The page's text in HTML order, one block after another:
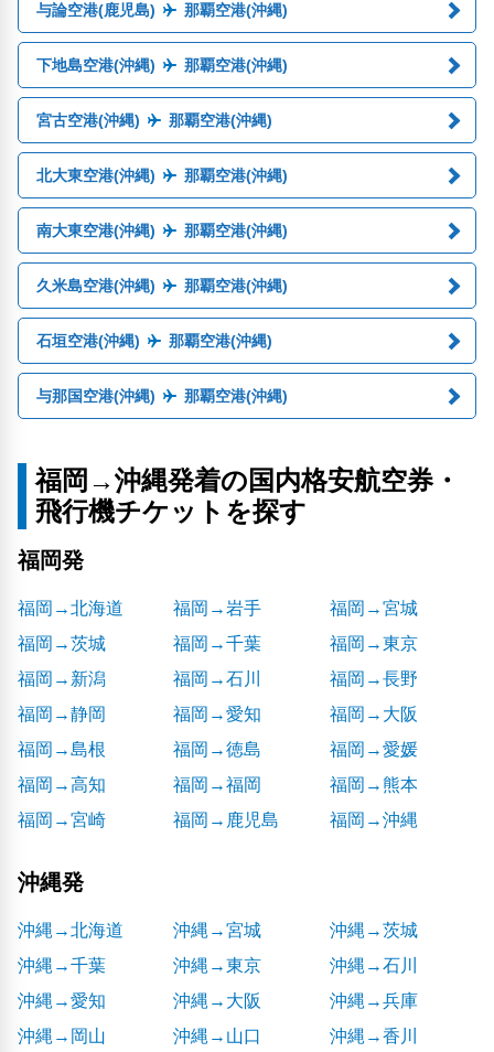
与論空港(鹿児島) 那覇空港(沖縄)
下地島空港(沖縄) 那覇空港(沖縄)
宮古空港(沖縄) 那覇空港(沖縄)
北大東空港(沖縄) 那覇空港(沖縄)
南大東空港(沖縄) 那覇空港(沖縄)
久米島空港(沖縄) 那覇空港(沖縄)
石垣空港(沖縄) 那覇空港(沖縄)
与那国空港(沖縄) 那覇空港(沖縄)
福岡→沖縄発着の国内格安航空券・
飛行機チケットを探す
福岡発
福岡→北海道 福岡→岩手
福岡→宮城
福岡→茨城
福岡→千葉
福岡→東京
福岡→新潟
福岡→石川
福岡→長野
福岡→静岡
福岡→愛知
福岡→大阪
福岡→島根
福岡→徳島
福岡→愛媛
福岡→高知
福岡→福岡
福岡→熊本
福岡→宮崎
福岡→鹿児島 福岡→沖縄
沖縄発
沖縄→北海道 沖縄→宮城
沖縄→茨城
沖縄→千葉
沖縄→東京
沖縄→石川
沖縄→愛知
沖縄→大阪
沖縄→兵庫
沖縄→岡山
沖縄→山口
沖縄→香川